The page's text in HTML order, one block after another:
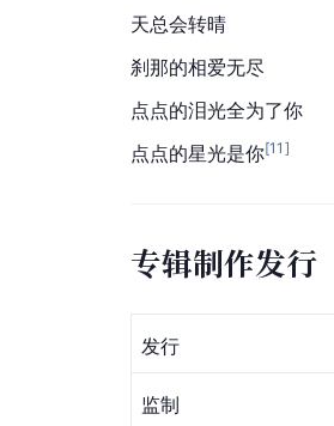
天总会转晴
刹那的相爱无尽
点点的泪光全为了你
点点的星光是你[11 ]
专辑制作发行
发行
监制